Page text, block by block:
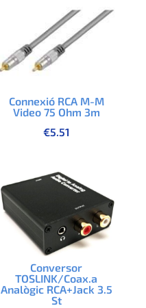
Connexió RCA M-M
Video 75 Ohm 3m
€5.51
Conversor
TOSLINK/Coax.a
Analògic RCA+Jack 3.5
St